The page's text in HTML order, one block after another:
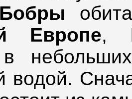
Бобры
Европе,
водой.